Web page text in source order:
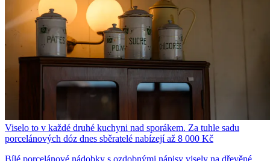
Viselo to v každé druhé kuchyni nad sporákem. Za tuhle sadu
porcelánových dóz dnes sběratelé nabízejí až 8 000 Kč
Bílé porcelánové nádobky s ozdobnými nápisy visely na dřevěné